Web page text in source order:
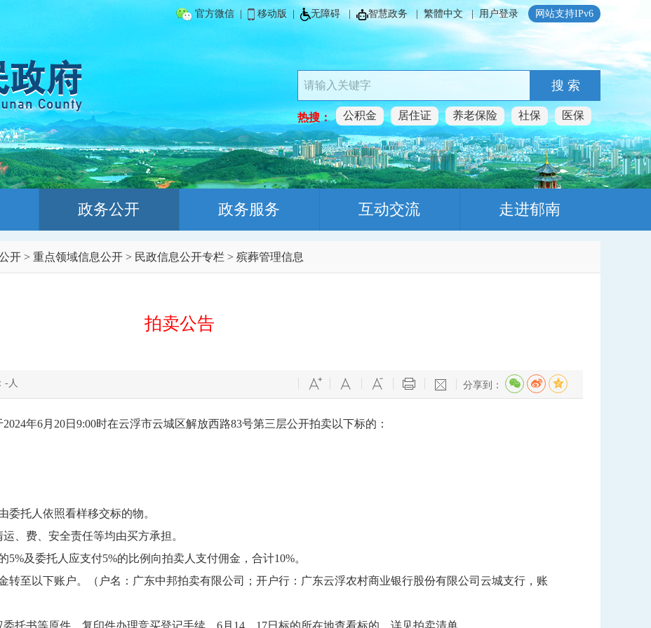
官方微信 移动版 无障碍 | 智慧政务| 繁體中文| 用户登录 网站支持IPv6
搜 索
热搜： 公积金 居住证 养老保险 社保 医保
政务公开 政务服务 互动交流 走进郁南
开 > 重点领域信息公开 > 民政信息公开专栏 > 殡葬管理信息
拍卖公告
- 人 分享到：
2024年6月20日9:00时在云浮市云城区解放西路83号第三层公开拍卖以下标的：
托人依照看样移交标的物。
费、安全责任等均由买方承担。
及委托人应支付5%的比例向拍卖人支付佣金，合计10%。
至以下账户。（户名：广东中邦拍卖有限公司；开户行：广东云浮农村商业银行股份有限公司云城支行，账
书等原件、复印件办理竞买登记手续。6月14、17日标的所在地查看标的。详见拍卖清单。